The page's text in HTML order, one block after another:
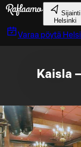
Siirry pääsisältöön
Sijainti
Helsinki
Varaa pöytä
Kaisla